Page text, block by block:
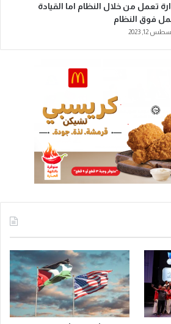
تعمل من خلال النظام اما القيادة
فوق النظام
12, 2023